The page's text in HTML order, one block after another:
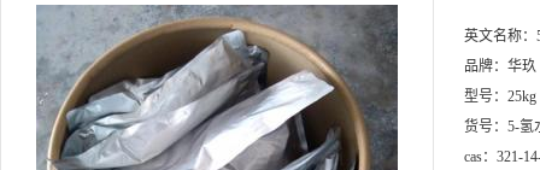
英文名称：
品牌： 华玖
型号： 25kg
货号： 5-氢
cas： 321-